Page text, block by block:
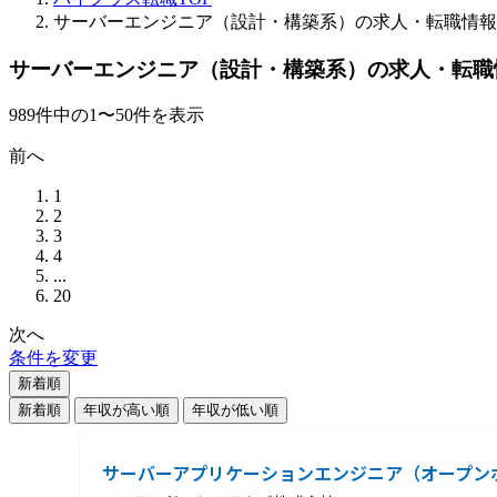
サーバーエンジニア（設計・構築系）の求人・転職情報
サーバーエンジニア（設計・構築系）の求人・転
989件中の1〜50件を表示
前へ
1
2
3
4
...
20
次へ
条件を変更
新着順
新着順
年収が高い順 年収が低い順
サーバーアプリケーションエンジニア（オープン